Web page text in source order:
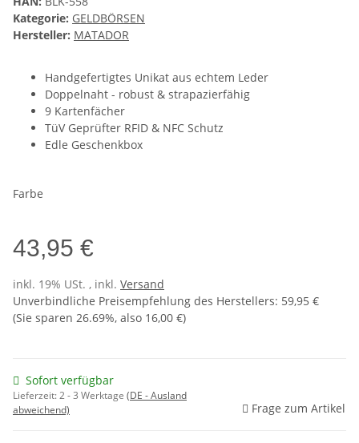
Kategorie: GELDBÖRSEN
Hersteller: MATADOR
Handgefertigtes Unikat aus echtem Leder
Doppelnaht - robust & strapazierfähig
9 Kartenfächer
TüV Geprüfter RFID & NFC Schutz
Edle Geschenkbox
Farbe
43,95 €
inkl. 19% USt. , inkl. Versand
Unverbindliche Preisempfehlung des Herstellers: 59,95 €
(Sie sparen 26.69%, also 16,00 €)
Sofort verfügbar
Lieferzeit:2 - 3 Werktage (DE - Ausland
abweichend)
Frage zum Artikel